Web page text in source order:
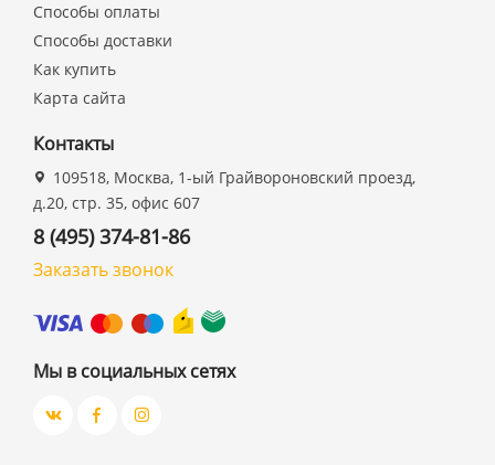
Способы оплаты
Способы доставки
Как купить
Карта сайта
Контакты
109518, Москва, 1-ый Грайвороновский проезд,
д.20, стр. 35, офис 607
8 (495) 374-81-86
Заказать звонок
Мы в социальных сетях